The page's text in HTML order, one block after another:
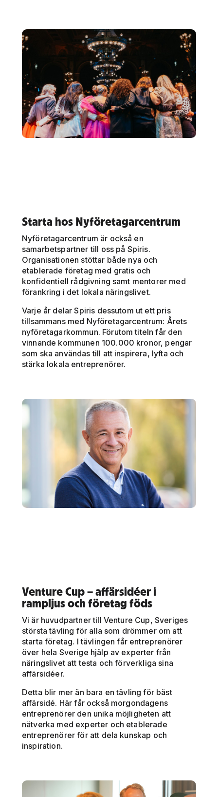
Starta hos Nyföretagarcentrum
Nyföretagarcentrum är också en
samarbetspartner till oss på Spiris.
Organisationen stöttar både nya och
etablerade företag med gratis och
konfidentiell rådgivning samt mentorer med
förankring i det lokala näringslivet.
Varje år delar Spiris dessutom ut ett pris
tillsammans med Nyföretagarcentrum: Årets
nyföretagarkommun. Förutom titeln får den
vinnande kommunen 100.000 kronor, pengar
som ska användas till att inspirera, lyfta och
stärka lokala entreprenörer.
Venture Cup – affärsidéer i
rampljus och företag föds
Vi är huvudpartner till Venture Cup, Sveriges
största tävling för alla som drömmer om att
starta företag. I tävlingen får entreprenörer
över hela Sverige hjälp av experter från
näringslivet att testa och förverkliga sina
affärsidéer.
Detta blir mer än bara en tävling för bäst
affärsidé. Här får också morgondagens
entreprenörer den unika möjligheten att
nätverka med experter och etablerade
entreprenörer för att dela kunskap och
inspiration.